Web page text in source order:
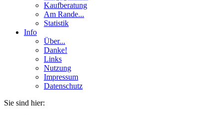
Kaufberatung
Am Rande...
Statistik
Info
Über...
Danke!
Links
Nutzung
Impressum
Datenschutz
Sie sind hier: